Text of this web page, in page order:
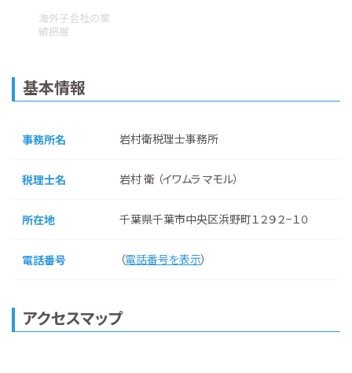
海外子会社の業
績把握
基本情報
事務所名 岩村衛税理士事務所
税理士名 岩村 衛 （イワムラ マモル）
所在地 千葉県千葉市中央区浜野町１２９２−１０
電話番号 （電話番号を表示）
アクセスマップ